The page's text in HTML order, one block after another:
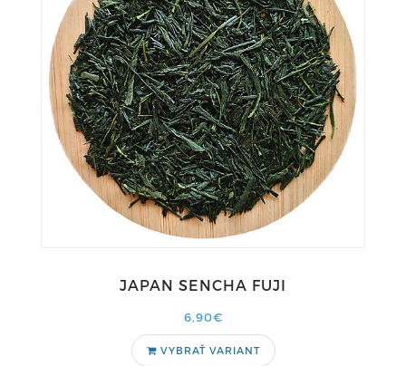
JAPAN SENCHA FUJI
6,90€
VYBRAŤ VARIANT